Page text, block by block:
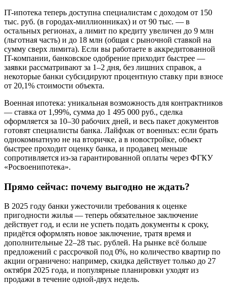
IT-ипотека теперь доступна специалистам с доходом от 150
тыс. руб. (в городах-миллионниках) и от 90 тыс. — в
остальных регионах, а лимит по кредиту увеличен до 9 млн
(льготная часть) и до 18 млн (общая c рыночной ставкой на
сумму сверх лимита). Если вы работаете в аккредитованной
IT-компании, банковское одобрение приходит быстрее —
заявки рассматривают за 1–2 дня, без лишних справок, а
некоторые банки субсидируют процентную ставку при взносе
от 20,1% стоимости объекта.
Военная ипотека: уникальная возможность для контрактников
— ставка от 1,99%, сумма до 1 495 000 руб., сделка
оформляется за 10–30 рабочих дней, и весь пакет документов
готовят специалисты банка. Лайфхак от военных: если брать
однокомнатную не на вторичке, а в новостройке, объект
быстрее проходит оценку банка, и продавец меньше
сопротивляется из-за гарантированной оплаты через ФГКУ
«Росвоенипотека».
Прямо сейчас: почему выгодно не ждать?
В 2025 году банки ужесточили требования к оценке
пригодности жилья — теперь обязательное заключение
действует год, и если не успеть подать документы к сроку,
придётся оформлять новое заключение, тратя время и
дополнительные 22–28 тыс. рублей. На рынке всё больше
предложений с рассрочкой под 0%, но количество квартир по
акции ограничено: например, скидка действует только до 27
октября 2025 года, и популярные планировки уходят из
продажи в течение одной-двух недель.